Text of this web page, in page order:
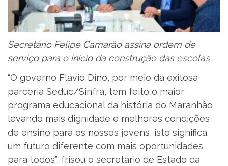
Secretário Felipe Camarão assina ordem de
serviço para o início da construção das escolas
“O governo Flávio Dino, por meio da exitosa
parceria Seduc/Sinfra, tem feito o maior
programa educacional da história do Maranhão
levando mais dignidade e melhores condições
de ensino para os nossos jovens, isto significa
um futuro diferente com mais oportunidades
para todos”, frisou o secretário de Estado da